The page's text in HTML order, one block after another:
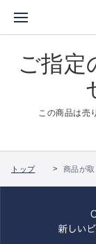
ご指定
この商品は売
トップ 商品が